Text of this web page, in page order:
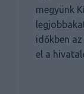
megyünk
időkben
el a